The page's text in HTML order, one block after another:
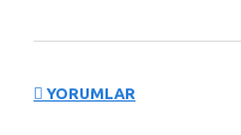
YORUMLAR